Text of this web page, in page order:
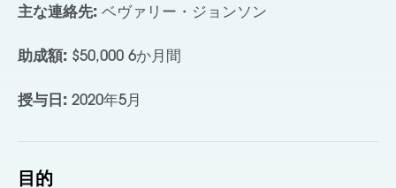
主な連絡先: ベヴァリー・ジョンソン
助成額: $50,000 6か月間
授与日: 2020年5月
目的